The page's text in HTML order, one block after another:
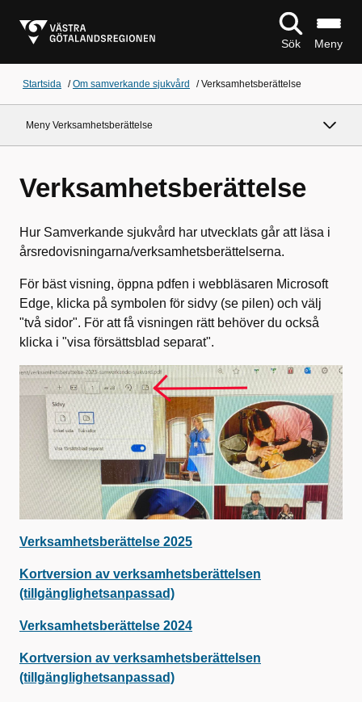
Sök Meny
Startsida /Om samverkande sjukvård /Verksamhetsberättelse
Meny Verksamhetsberättelse
Verksamhetsberättelse
Hur Samverkande sjukvård har utvecklats går att läsa i
årsredovisningarna/verksamhetsberättelserna.
För bäst visning, öppna pdfen i webbläsaren Microsoft
Edge, klicka på symbolen för sidvy (se pilen) och välj
"två sidor". För att få visningen rätt behöver du också
klicka i "visa försättsblad separat".
Verksamhetsberättelse 2025
Kortversion av verksamhetsberättelsen
(tillgänglighetsanpassad)
Verksamhetsberättelse 2024
Kortversion av verksamhetsberättelsen
(tillgänglighetsanpassad)